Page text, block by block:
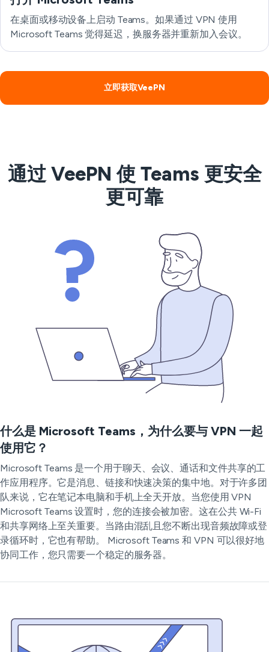
在桌面或移动设备上启动 Teams。如果通过 VPN 使用
Microsoft Teams 觉得延迟，换服务器并重新加入会议。
立即获取VeePN
通过 VeePN 使 Teams 更安全
更可靠
什么是 Microsoft Teams，为什么要与 VPN 一起
使用它？
Microsoft Teams 是一个用于聊天、会议、通话和文件共享的工
作应用程序。它是消息、链接和快速决策的集中地。对于许多团
队来说，它在笔记本电脑和手机上全天开放。当您使用 VPN
Microsoft Teams 设置时，您的连接会被加密。这在公共 Wi-Fi
和共享网络上至关重要。当路由混乱且您不断出现音频故障或登
录循环时，它也有帮助。 Microsoft Teams 和 VPN 可以很好地
协同工作，您只需要一个稳定的服务器。